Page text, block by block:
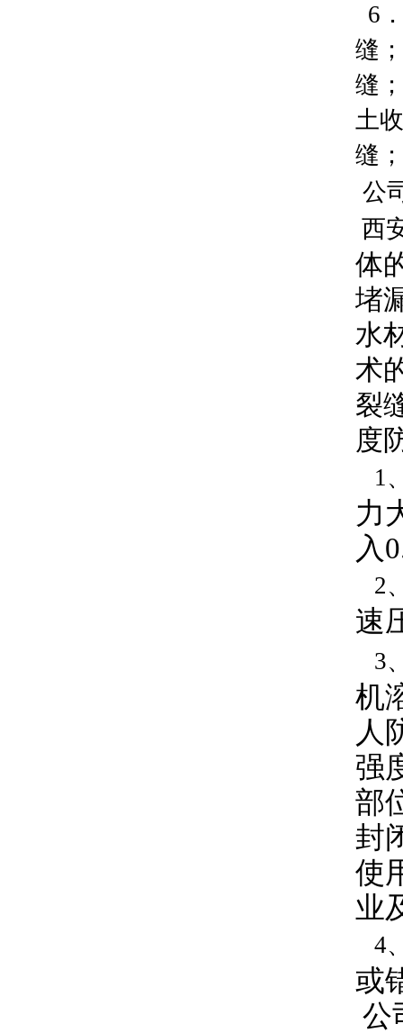
6
缝
缝
土
缝
公
西
体
堵
水
术
裂
度
1
力
入
2
速
3
机
人
强
部
封
使
业
4
或
公